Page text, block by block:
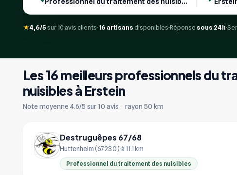
★4,6/5sur 10 avis clients 16 artisansdisponibles Réponse sous 24h
Les 16 meilleurs professionnels du
nuisibles à Erstein
Note moyenne 4.6/5 sur 10 avis · rayon 50 km
Destruguêpes 67/68
Huttenheim (67230) à 11.1 km
Professionnel du traitement des nuisibles